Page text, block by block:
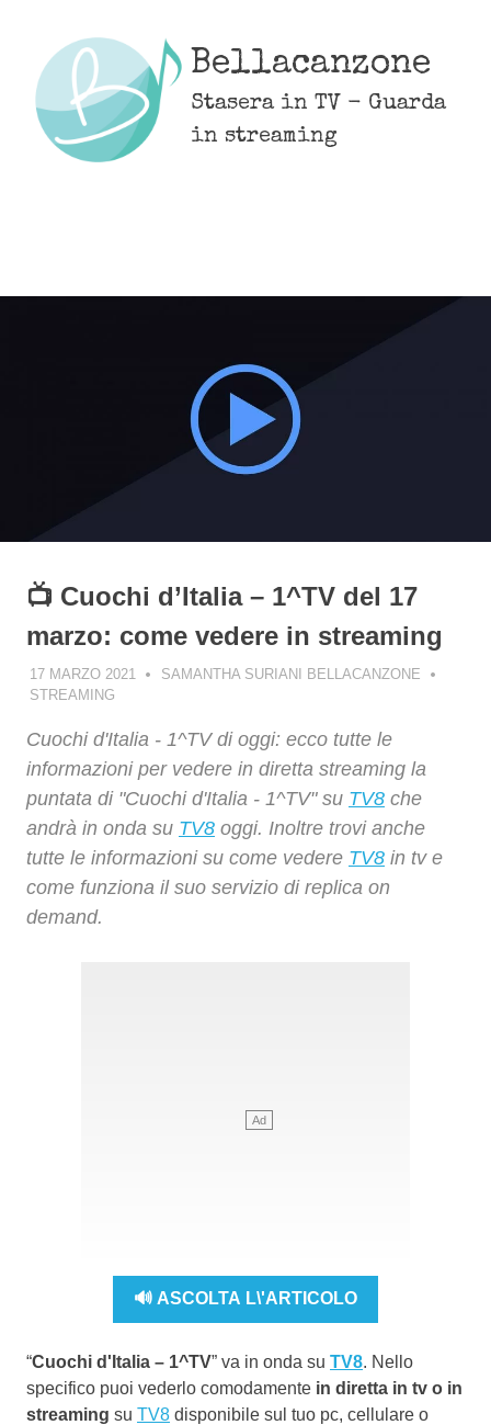
content
Bellacanzone
Stasera in TV - Guarda
in streaming
📺 Cuochi d’Italia – 1^TV del 17
marzo: come vedere in streaming
17 MARZO 2021
SAMANTHA SURIANI BELLACANZONE
STREAMING
Cuochi d'Italia - 1^TV di oggi: ecco tutte le
informazioni per vedere in diretta streaming la
puntata di "Cuochi d'Italia - 1^TV" su TV8 che
andrà in onda su TV8 oggi. Inoltre trovi anche
tutte le informazioni su come vedere TV8 in tv e
come funziona il suo servizio di replica on
demand.
🔊 ASCOLTA L\'ARTICOLO
“Cuochi d'Italia – 1^TV” va in onda su TV8. Nello
specifico puoi vederlo comodamente in diretta in tv o in
streaming su TV8 disponibile sul tuo pc, cellulare o